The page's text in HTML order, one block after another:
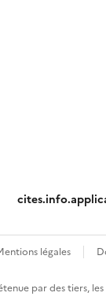
légales
par des tiers,